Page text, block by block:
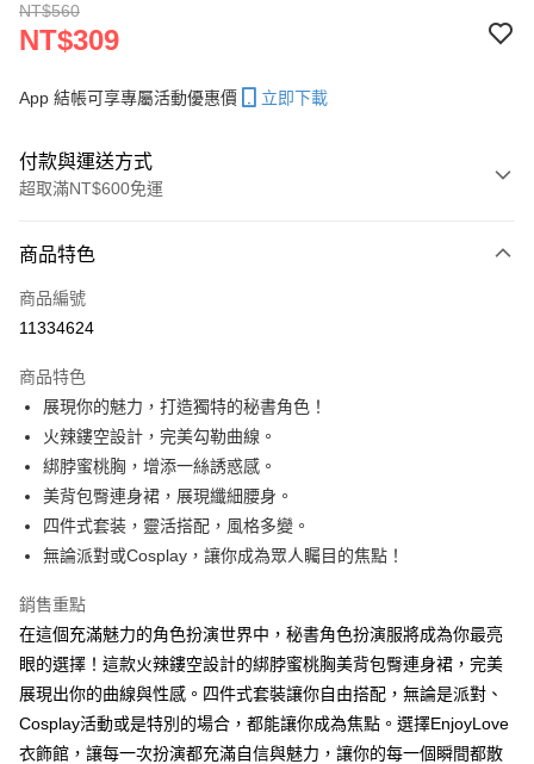
NT$560
NT$309
App 結帳可享專屬活動優惠價 立即下載
付款與運送方式
超取滿NT$600免運
信用卡一次付款
超商取貨付款
Apple Pay
街口支付
悠遊付
ATM付款
全家取貨付款
每筆NT$60，滿NT$600(含以上)免運費
付款後全家取貨
每筆NT$60，滿NT$600(含以上)免運費
商品特色
商品編號
11334624
商品特色
展現你的魅力，打造獨特的秘書角色！
火辣鏤空設計，完美勾勒曲線。
綁脖蜜桃胸，增添一絲誘惑感。
美背包臀連身裙，展現纖細腰身。
四件式套装，靈活搭配，風格多變。
無論派對或Cosplay，讓你成為眾人矚目的焦點！
銷售重點
在這個充滿魅力的角色扮演世界中，秘書角色扮演服將成為你最亮
眼的選擇！這款火辣鏤空設計的綁脖蜜桃胸美背包臀連身裙，完美
展現出你的曲線與性感。四件式套裝讓你自由搭配，無論是派對、
Cosplay活動或是特別的場合，都能讓你成為焦點。選擇EnjoyLove
衣飾館，讓每一次扮演都充滿自信與魅力，讓你的每一個瞬間都散